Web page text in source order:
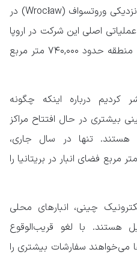
راه‌اندازی یک مرکز لجستیک در نزدیکی وروتسواف (Wrocław) در
اصلی این شرکت در اروپا
تبدیل خواهد شد. مساحت این منطقه حدود ۷۴۰,۰۰۰ متر مربع
کردیم درباره اینکه چگونه
بیشتری در حال افتتاح مراکز
هستند. تنها در سال جاری،
شرکت‌های چینی حدود ۲۰۰,۰۰۰ متر مربع فضای انبار در بریتانیا را
چینی، انبارهای محلی
هستند. با لغو قریب‌الوقوع
می‌خواهند سفارشات بیشتری را